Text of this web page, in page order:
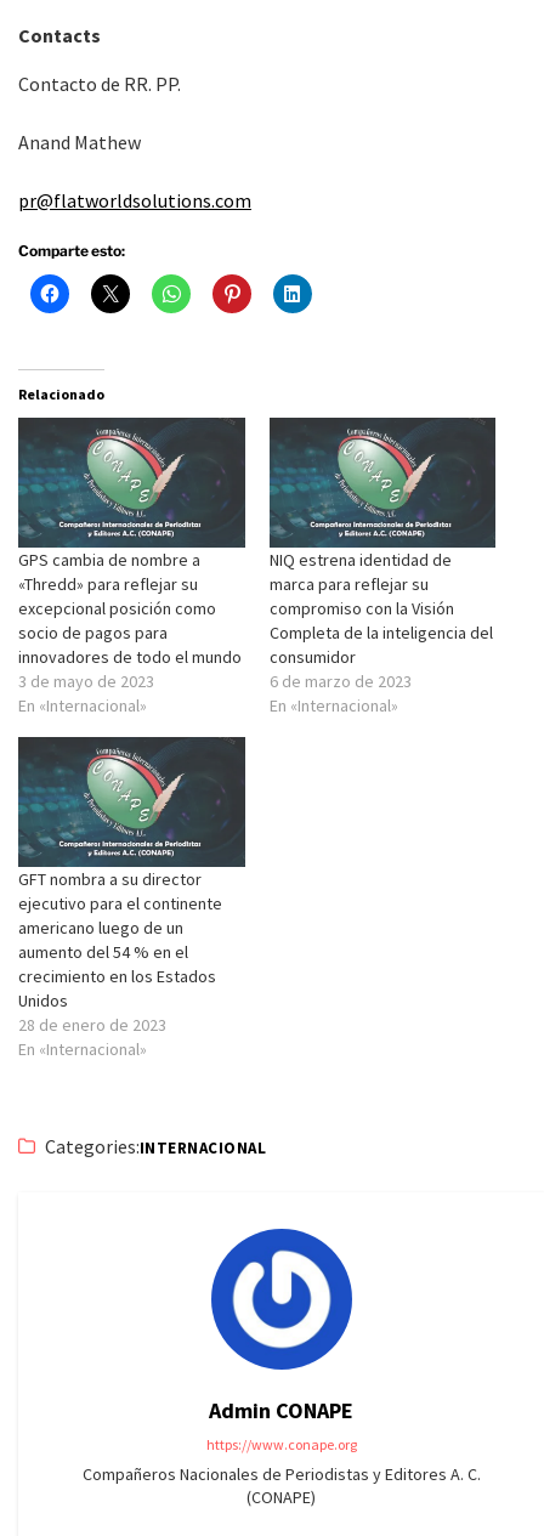
Contacts
Contacto de RR. PP.
Anand Mathew
pr@flatworldsolutions.com
Comparte esto:
Relacionado
GPS cambia de nombre a
«Thredd» para reflejar su
excepcional posición como
socio de pagos para
innovadores de todo el mundo
3 de mayo de 2023
En «Internacional»
NIQ estrena identidad de
marca para reflejar su
compromiso con la Visión
Completa de la inteligencia del
consumidor
6 de marzo de 2023
En «Internacional»
GFT nombra a su director
ejecutivo para el continente
americano luego de un
aumento del 54 % en el
crecimiento en los Estados
Unidos
28 de enero de 2023
En «Internacional»
Categories:INTERNACIONAL
Admin CONAPE
https://www.conape.org
Compañeros Nacionales de Periodistas y Editores A. C.
(CONAPE)